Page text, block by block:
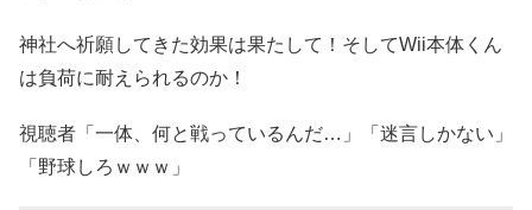
神社へ祈願してきた効果は果たして！そしてWii本体くん
は負荷に耐えられるのか！
視聴者「一体、何と戦っているんだ…」「迷言しかない」
「野球しろｗｗｗ」